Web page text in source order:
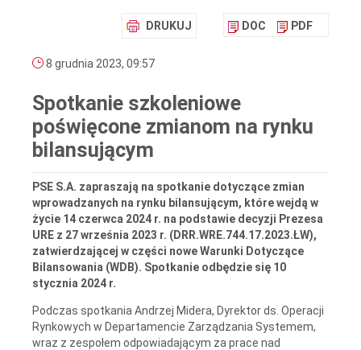
DRUKUJ DOC PDF
8 grudnia 2023, 09:57
Spotkanie szkoleniowe
poświęcone zmianom na rynku
bilansującym
PSE S.A. zapraszają na spotkanie dotyczące zmian
wprowadzanych na rynku bilansującym, które wejdą w
życie 14 czerwca 2024 r. na podstawie decyzji Prezesa
URE z 27 września 2023 r. (DRR.WRE.744.17.2023.ŁW),
zatwierdzającej w części nowe Warunki Dotyczące
Bilansowania (WDB). Spotkanie odbędzie się 10
stycznia 2024 r.
Podczas spotkania Andrzej Midera, Dyrektor ds. Operacji
Rynkowych w Departamencie Zarządzania Systemem,
wraz z zespołem odpowiadającym za prace nad